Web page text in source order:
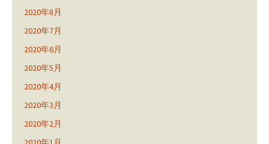
2020年8月
2020年7月
2020年6月
2020年5月
2020年4月
2020年3月
2020年2月